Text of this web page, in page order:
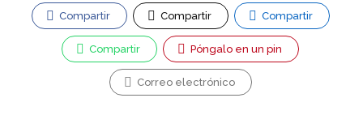
Compartir Compartir Compartir
Compartir Póngalo en un pin
Correo electrónico